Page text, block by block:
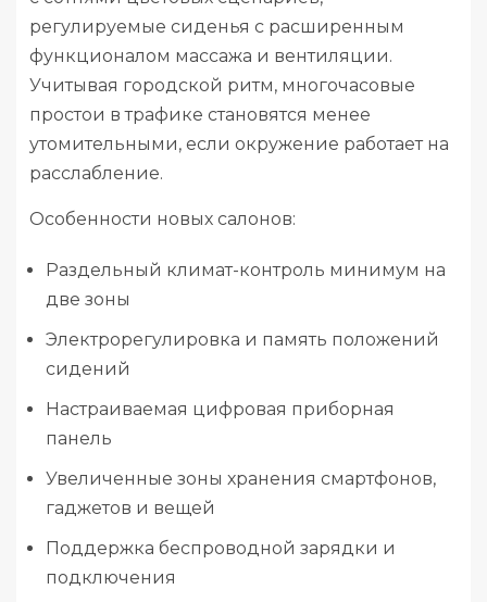
регулируемые сиденья с расширенным
функционалом массажа и вентиляции.
Учитывая городской ритм, многочасовые
простои в трафике становятся менее
утомительными, если окружение работает на
расслабление.
Особенности новых салонов:
Раздельный климат-контроль минимум на
две зоны
Электрорегулировка и память положений
сидений
Настраиваемая цифровая приборная
панель
Увеличенные зоны хранения смартфонов,
гаджетов и вещей
Поддержка беспроводной зарядки и
подключения